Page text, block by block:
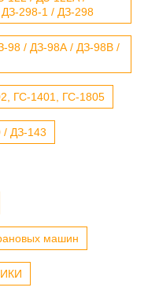
298-1 / ДЗ-298
98 / ДЗ-98А / ДЗ-98В /
ГС-1401, ГС-1805
/ ДЗ-143
машин